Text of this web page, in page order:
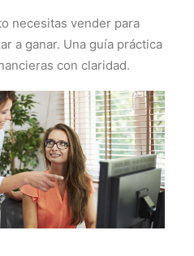
necesitas vender para
a ganar. Una guía práctica
con claridad.